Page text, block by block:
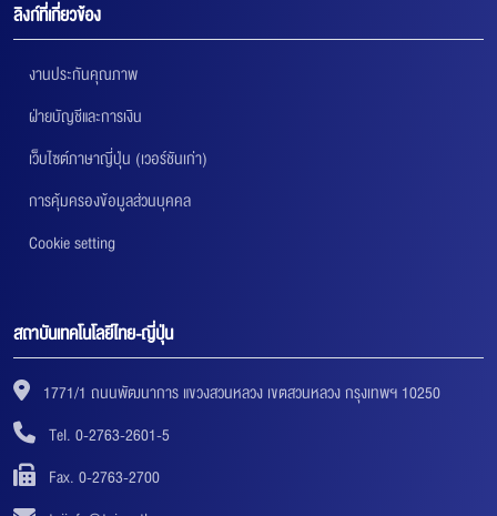
ลิงก์ที่เกี่ยวข้อง
งานประกันคุณภาพ
ฝ่ายบัญชีและการเงิน
เว็บไซต์ภาษาญี่ปุ่น (เวอร์ชันเก่า)
การคุ้มครองข้อมูลส่วนบุคคล
Cookie setting
สถาบันเทคโนโลยีไทย-ญี่ปุ่น
1771/1 ถนนพัฒนาการ แขวงสวนหลวง เขตสวนหลวง กรุงเทพฯ 10250
Tel. 0-2763-2601-5
Fax. 0-2763-2700